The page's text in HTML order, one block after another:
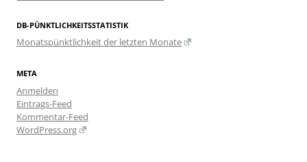
DB-PÜNKTLICHKEITSSTATISTIK
Monatspünktlichkeit der letzten Monate
META
Anmelden
Eintrags-Feed
Kommentar-Feed
WordPress.org